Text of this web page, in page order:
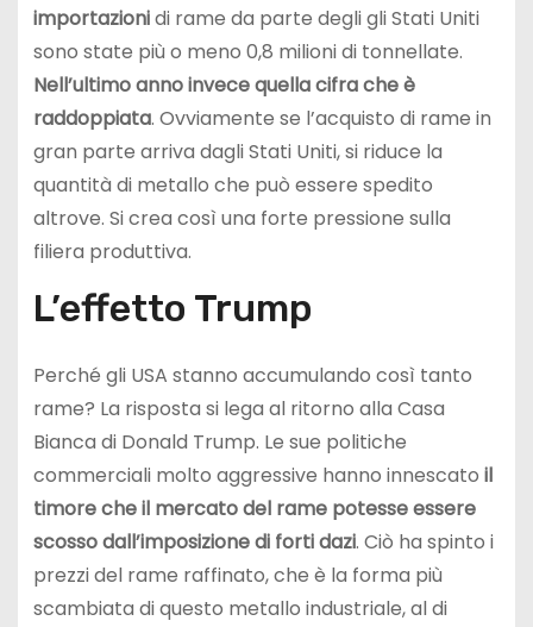
importazionidi rame da parte degli gli Stati Uniti
sono state più o meno 0,8 milioni di tonnellate.
Nell’ultimo anno invece quella cifra che è
raddoppiata. Ovviamente se l’acquisto di rame in
gran parte arriva dagli Stati Uniti, si riduce la
quantità di metallo che può essere spedito
altrove. Si crea così una forte pressione sulla
filiera produttiva.
L’effetto Trump
Perché gli USA stanno accumulando così tanto
rame? La risposta si lega al ritorno alla Casa
Bianca di Donald Trump. Le sue politiche
commerciali molto aggressive hanno innescato il
timore che il mercato del rame potesse essere
scosso dall’imposizione di forti dazi. Ciò ha spinto i
prezzi del rame raffinato, che è la forma più
scambiata di questo metallo industriale, al di